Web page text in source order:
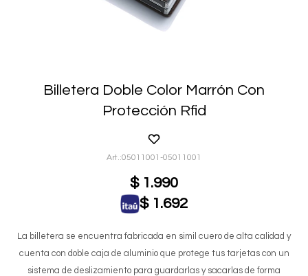
Billetera Doble Color Marrón Con
Protección Rfid
05011001-05011001
$ 1.990
$ 1.692
La billetera se encuentra fabricada en simil cuero de alta calidad y
cuenta con doble caja de aluminio que protege tus tarjetas con un
sistema de deslizamiento para guardarlas y sacarlas de forma